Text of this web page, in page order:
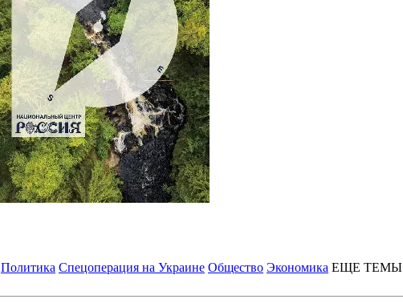
Политика Спецоперация на Украине Общество Экономика ЕЩЕ ТЕМЫ